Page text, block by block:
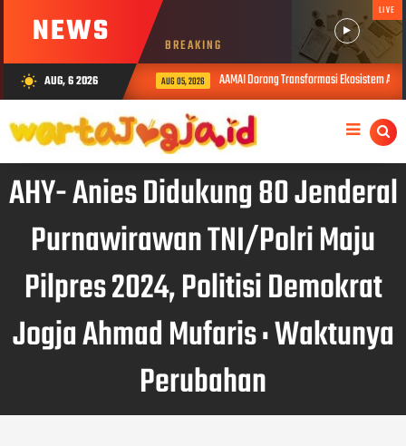
NEWS BREAKING
LIVE
wb_sunny AUG, 6 2026 AUG 05, 2026 AAMAI Dorong Transformasi Ekosistem
AHY- Anies Didukung 80 Jenderal
Purnawirawan TNI/Polri Maju
Pilpres 2024, Politisi Demokrat
Jogja Ahmad Mufaris : Waktunya
Perubahan